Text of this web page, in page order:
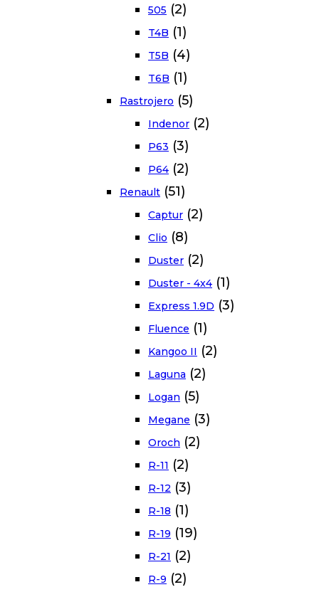
505 (2)
T4B (1)
T5B (4)
T6B (1)
Rastrojero (5)
Indenor (2)
P63 (3)
P64 (2)
Renault (51)
Captur (2)
Clio (8)
Duster (2)
Duster - 4x4 (1)
Express 1.9D (3)
Fluence (1)
Kangoo II (2)
Laguna (2)
Logan (5)
Megane (3)
Oroch (2)
R-11 (2)
R-12 (3)
R-18 (1)
R-19 (19)
R-21 (2)
R-9 (2)